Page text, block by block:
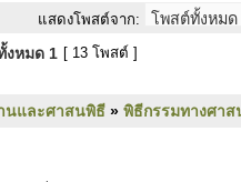
แสดงโพสต์จาก:
งหมด 1 [ 13 โพสต์ ]
นและศาสนพิธี » พิธีกรรมทางศา